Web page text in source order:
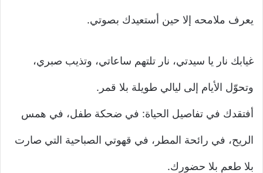
يعرف ملامحه إلا حين أستعيدك بصوتي.
غيابك نار يا سيدتي، نار تلتهم ساعاتي، وتذيب صبري،
وتحوّل الأيام إلى ليالي طويلة بلا قمر.
أفتقدك في تفاصيل الحياة: في ضحكة طفل، في همس
الريح، في رائحة المطر، في قهوتي الصباحية التي صارت
بلا طعم بلا حضورك.